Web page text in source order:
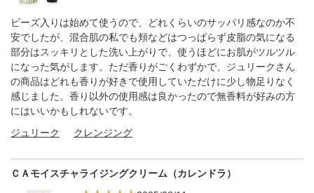
ビーズ入りは始めて使うので、どれくらいのサッパリ感なのか不
安でしたが、混合肌の私でも頬などはつっぱらず皮脂の気になる
部分はスッキリとした洗い上がりで、使うほどにお肌がツルツル
になった気がします。ただ香りがごくわずかで、ジュリークさん
の商品はどれも香りが好きで使用していただけに少し物足りなく
感じました。香り以外の使用感は良かったので無香料が好みの方
にはいいかもしれないです。
ジュリーク
クレンジング
ＣＡモイスチャライジングクリーム（カレンドラ）